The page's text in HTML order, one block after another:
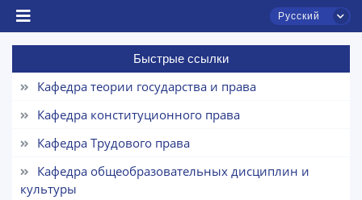
Русский
Быстрые ссылки
Кафедра теории государства и права
Кафедра конституционного права
Кафедра Трудового права
Кафедра общеобразовательных дисциплин и
культуры